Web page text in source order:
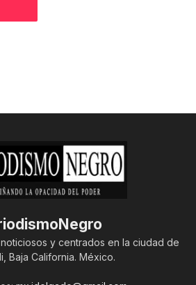
y centrados en la ciudad de
Baja California. México.